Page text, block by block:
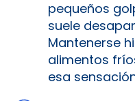
pequeños
suele
Mantenerse
alimentos
esa